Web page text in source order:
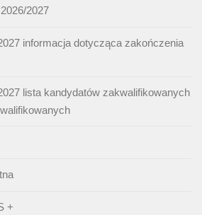
2027
informacja dotycząca zakończenia
lista kandydatów zakwalifikowanych
+